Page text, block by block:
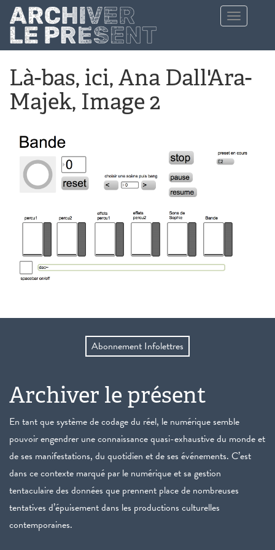
Aller au contenu principal
Toggle
navigation
Là-bas, ici, Ana Dall'Ara-
Majek, Image 2
Abonnement Infolettres
Archiver le présent
En tant que système de codage du réel, le numérique semble
pouvoir engendrer une connaissance quasi-exhaustive du monde et
de ses manifestations, du quotidien et de ses événements. C’est
dans ce contexte marqué par le numérique et sa gestion
tentaculaire des données que prennent place de nombreuses
tentatives d’épuisement dans les productions culturelles
contemporaines.